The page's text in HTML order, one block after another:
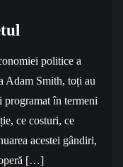
politice a
Adam Smith, toți au
programat în termeni
ce costuri, ce
acestei gândiri,
[…]